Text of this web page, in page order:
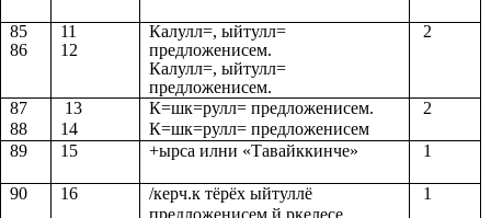
85
86
11
12
Калулл=, ыйтулл=
предложенисем.
Калулл=, ыйтулл=
предложенисем.
2
87
88
13
14
К=шк=рулл= предложенисем.
К=шк=рулл= предложенисем
2
89 15 +ырса илни «Тавайккинче» 1
90 16
/керч.к тёрёх ыйтуллё
предложенисем й.ркелесе
1